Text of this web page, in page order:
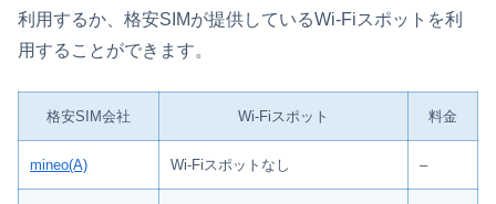
利用するか、格安SIMが提供しているWi-Fiスポットを利
用することができます。
格安SIM会社 Wi-Fiスポット 料金
mineo(A) Wi-Fiスポットなし –